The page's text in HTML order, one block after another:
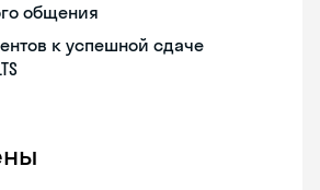
общения
к успешной сдаче